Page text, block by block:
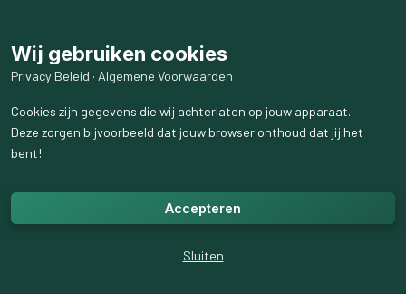
Wij gebruiken cookies
Privacy Beleid · Algemene Voorwaarden
Cookies zijn gegevens die wij achterlaten op jouw apparaat.
Deze zorgen bijvoorbeeld dat jouw browser onthoud dat jij het
bent!
Accepteren
Sluiten